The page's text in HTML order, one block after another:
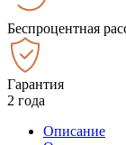
Беспроцентная
Гарантия
2 года
Описание